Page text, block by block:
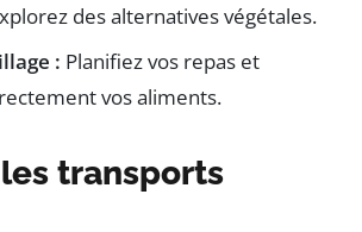
des alternatives végétales.
: Planifiez vos repas et
vos aliments.
transports